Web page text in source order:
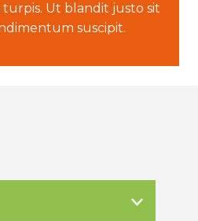
Ut blandit justo sit
suscipit.